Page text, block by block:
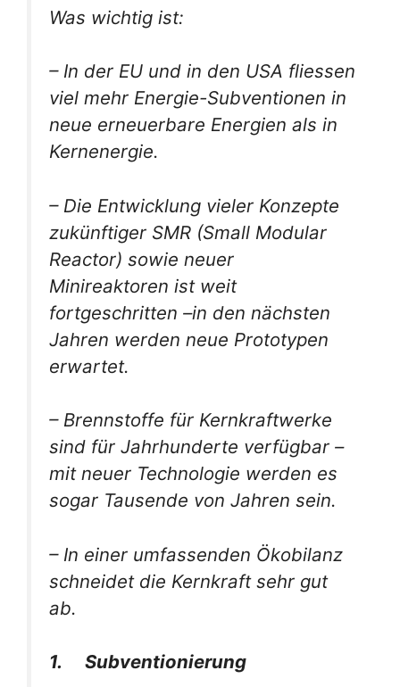
Was wichtig ist:
– In der EU und in den USA fliessen
viel mehr Energie-Subventionen in
neue erneuerbare Energien als in
Kernenergie.
– Die Entwicklung vieler Konzepte
zukünftiger SMR (Small Modular
Reactor) sowie neuer
Minireaktoren ist weit
fortgeschritten –in den nächsten
Jahren werden neue Prototypen
erwartet.
– Brennstoffe für Kernkraftwerke
sind für Jahrhunderte verfügbar –
mit neuer Technologie werden es
sogar Tausende von Jahren sein.
– In einer umfassenden Ökobilanz
schneidet die Kernkraft sehr gut
ab.
1. Subventionierung